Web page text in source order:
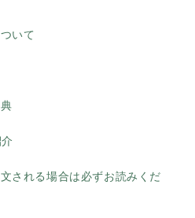
いて
される場合は必ずお読みくだ